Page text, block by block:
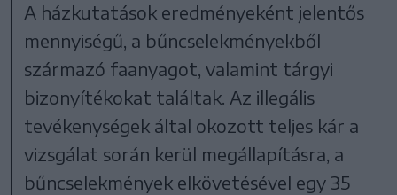
A házkutatások eredményeként jelentős
mennyiségű, a bűncselekményekből
származó faanyagot, valamint tárgyi
bizonyítékokat találtak. Az illegális
tevékenységek által okozott teljes kár a
vizsgálat során kerül megállapításra, a
bűncselekmények elkövetésével egy 35